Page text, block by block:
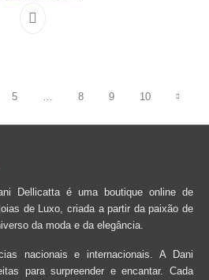
5 … 8 9 10
Dellicatta é uma boutique online de
de Luxo, criada a partir da paixão de
da moda e da elegância.
nacionais e internacionais. A Dani
para surpreender e encantar. Cada